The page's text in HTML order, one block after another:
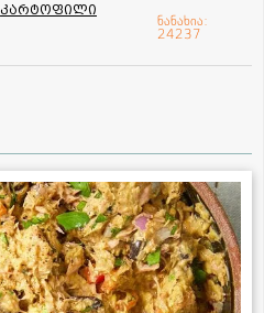
კარტოფილი
ნანახია:
24237